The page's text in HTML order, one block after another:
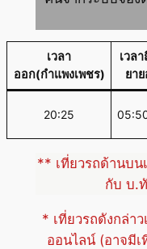
เวลา
ออก(กำแพงเพชร)
เวล
ยา
20:25
** เที่ยวรถด้านบน
กับ บ.
* เที่ยวรถดังกล่า
ออนไลน์ (อาจมี